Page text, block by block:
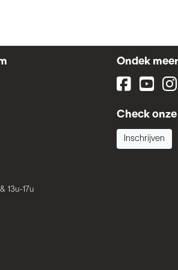
13u-17u
Ondek meer
Check
Inschrijven